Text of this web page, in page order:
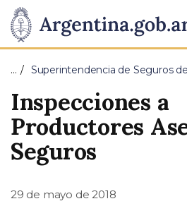
Presidencia
de
la
Nación
Pasar al contenido principal
… Superintendencia de Seguros
Inspecciones a
Productores
Seguros
29 de mayo de 2018